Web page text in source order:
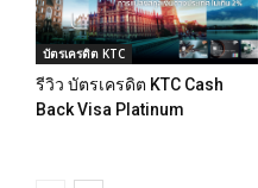
บัตรเครดิต KTC
รีวิว บัตรเครดิต KTC Cash
Back Visa Platinum